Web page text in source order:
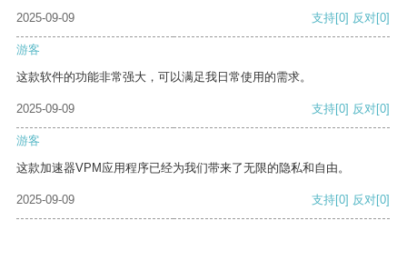
2025-09-09
支持[0] 反对[0]
游客
这款软件的功能非常强大，可以满足我日常使用的需求。
2025-09-09 支持[0] 反对[0]
游客
这款加速器VPM应用程序已经为我们带来了无限的隐私和自由。
2025-09-09 支持[0] 反对[0]